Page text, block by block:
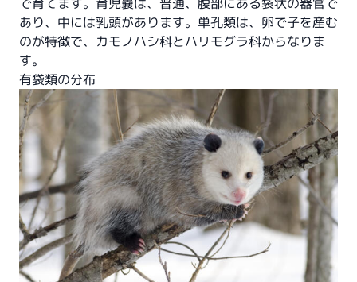
あり、中には乳頭があります。単孔類は、卵で子を産む
のが特徴で、カモノハシ科とハリモグラ科からなりま
す。
有袋類の分布